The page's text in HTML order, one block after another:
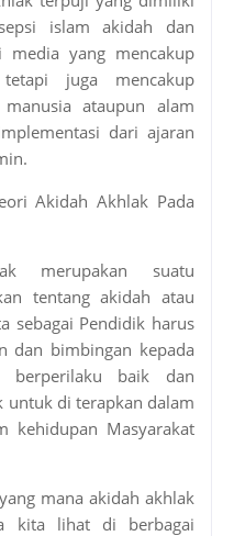
islam akidah dan
media yang mencakup
juga mencakup
ataupun alam
dari ajaran
Akidah Akhlak Pada
merupakan suatu
tentang akidah atau
sebagai Pendidik harus
dan bimbingan kepada
berperilaku baik dan
untuk di terapkan dalam
kehidupan Masyarakat
mana akidah akhlak
kita lihat di berbagai